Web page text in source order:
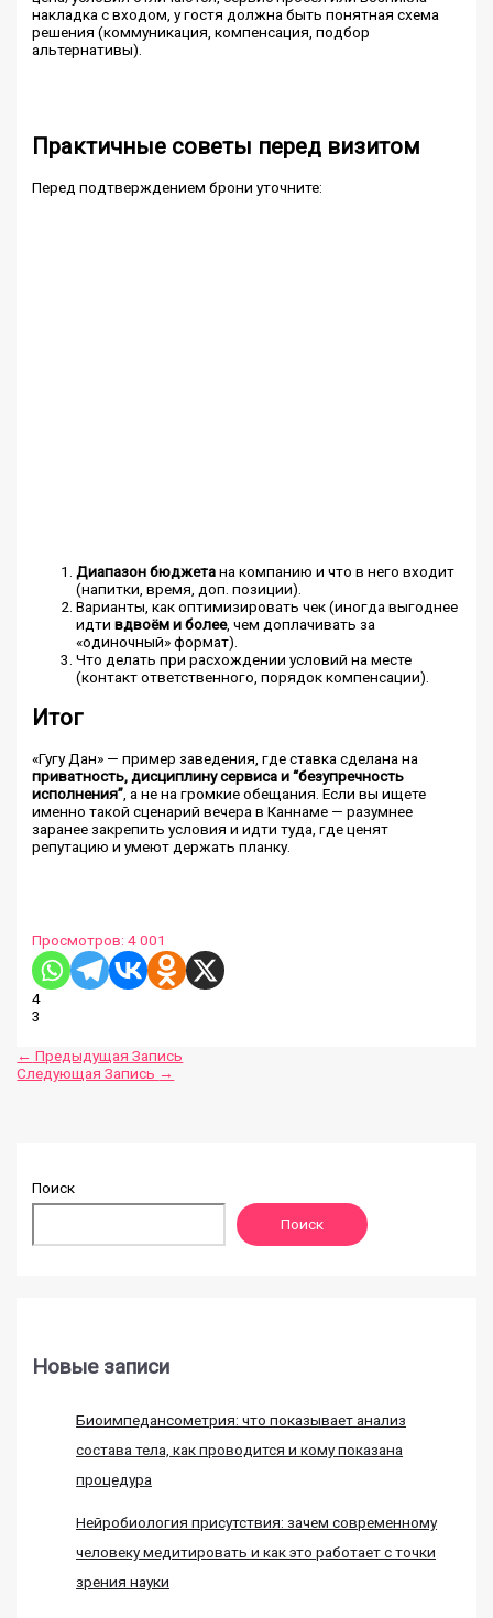
накладка с входом, у гостя должна быть понятная схема
решения (коммуникация, компенсация, подбор
альтернативы).
Практичные советы перед визитом
Перед подтверждением брони уточните:
Диапазон бюджетана компанию и что в него входит
(напитки, время, доп. позиции).
Варианты, как оптимизировать чек (иногда выгоднее
идтивдвоём и более, чем доплачивать за
«одиночный» формат).
Что делать при расхождении условий на месте
(контакт ответственного, порядок компенсации).
Итог
«Гугу Дан» — пример заведения, где ставка сделана на
приватность, дисциплину сервиса и “безупречность
исполнения” , а не на громкие обещания. Если вы ищете
именно такой сценарий вечера в Каннаме — разумнее
заранее закрепить условия и идти туда, где ценят
репутацию и умеют держать планку.
Просмотров: 4 001
4
3
← Предыдущая Запись
Следующая Запись →
Поиск
Поиск
Новые записи
Биоимпедансометрия: что показывает анализ
состава тела, как проводится и кому показана
процедура
Нейробиология присутствия: зачем современному
человеку медитировать и как это работает с точки
зрения науки